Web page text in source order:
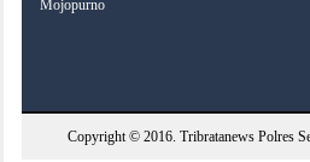
Mojopurno
Copyright © 2016. Tribratanews Polres